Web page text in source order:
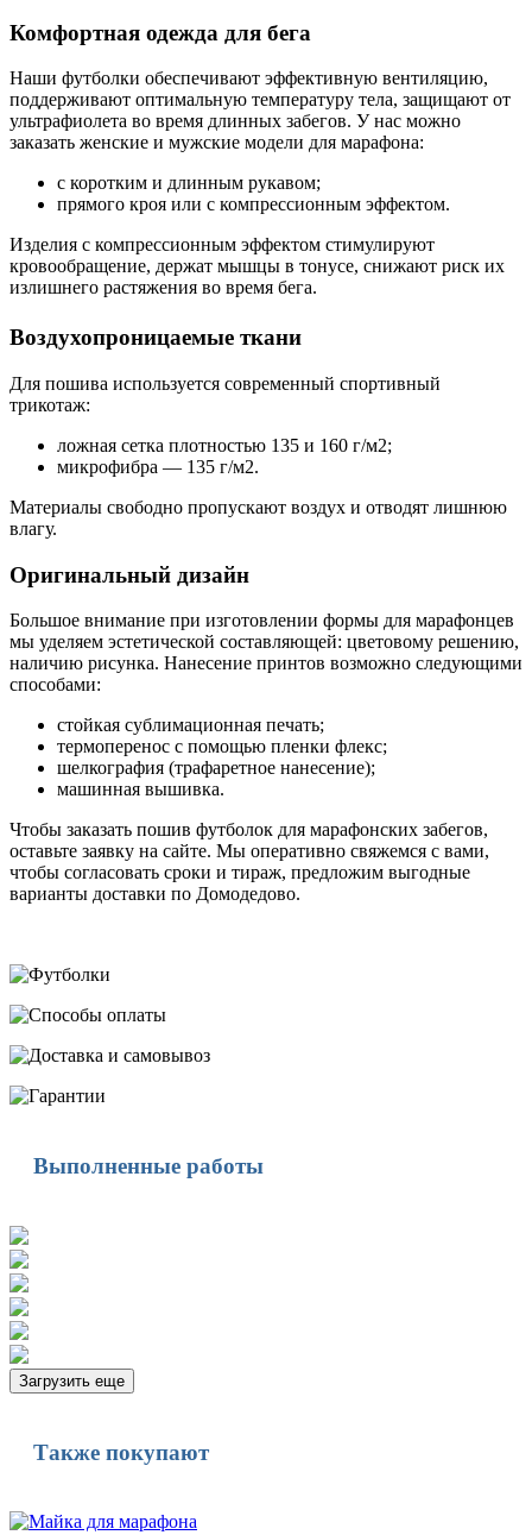
Комфортная одежда для бега
Наши футболки обеспечивают эффективную вентиляцию,
поддерживают оптимальную температуру тела, защищают от
ультрафиолета во время длинных забегов. У нас можно
заказать женские и мужские модели для марафона:
с коротким и длинным рукавом;
прямого кроя или с компрессионным эффектом.
Изделия с компрессионным эффектом стимулируют
кровообращение, держат мышцы в тонусе, снижают риск их
излишнего растяжения во время бега.
Воздухопроницаемые ткани
Для пошива используется современный спортивный
трикотаж:
ложная сетка плотностью 135 и 160 г/м2;
микрофибра — 135 г/м2.
Материалы свободно пропускают воздух и отводят лишнюю
влагу.
Оригинальный дизайн
Большое внимание при изготовлении формы для марафонцев
мы уделяем эстетической составляющей: цветовому решению,
наличию рисунка. Нанесение принтов возможно следующими
способами:
стойкая сублимационная печать;
термоперенос с помощью пленки флекс;
шелкография (трафаретное нанесение);
машинная вышивка.
Чтобы заказать пошив футболок для марафонских забегов,
оставьте заявку на сайте. Мы оперативно свяжемся с вами,
чтобы согласовать сроки и тираж, предложим выгодные
варианты доставки по Домодедово.
Выполненные работы
Загрузить еще
Также покупают